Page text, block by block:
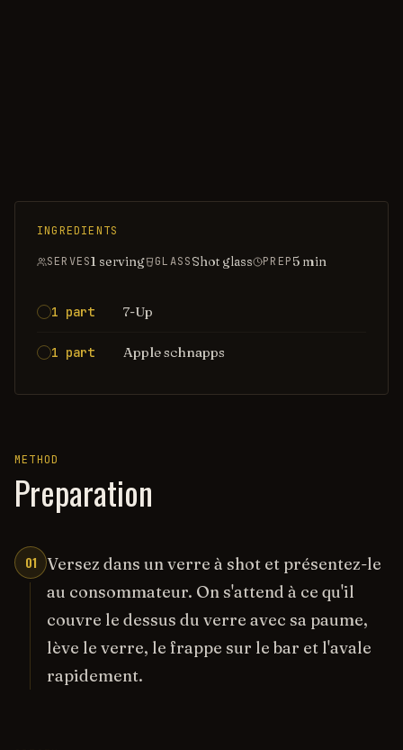
INGREDIENTS
SERVES1 serving GLASSShot glass PREP5 min
1 part 7-Up
1 part Apple schnapps
METHOD
Preparation
01
Versez dans un verre à shot et présentez-le
au consommateur. On s'attend à ce qu'il
couvre le dessus du verre avec sa paume,
lève le verre, le frappe sur le bar et l'avale
rapidement.